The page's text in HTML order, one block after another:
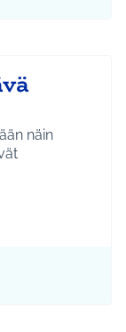
näin
Infra ja liikenne